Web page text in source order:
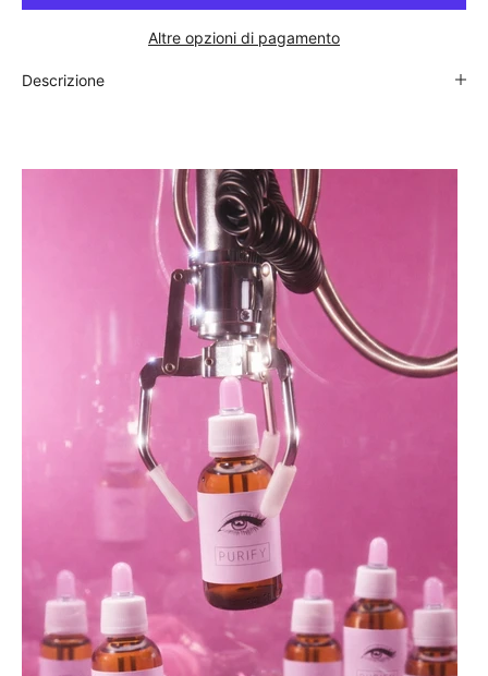
Altre opzioni di pagamento
Descrizione